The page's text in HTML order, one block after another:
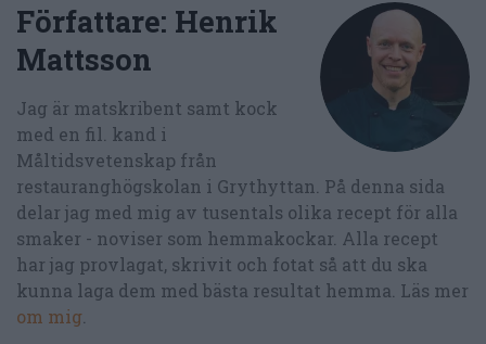
Författare: Henrik
Mattsson
Jag är matskribent samt kock
med en fil. kand i
Måltidsvetenskap från
restauranghögskolan i Grythyttan. På denna sida
delar jag med mig av tusentals olika recept för alla
smaker - noviser som hemmakockar. Alla recept
har jag provlagat, skrivit och fotat så att du ska
kunna laga dem med bästa resultat hemma. Läs mer
om mig